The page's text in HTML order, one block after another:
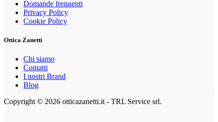
Domande frequenti
Privacy Policy
Cookie Policy
Ottica Zanetti
Chi siamo
Contatti
I nostri Brand
Blog
Copyright © 2026 otticazanetti.it - TRL Service srl.